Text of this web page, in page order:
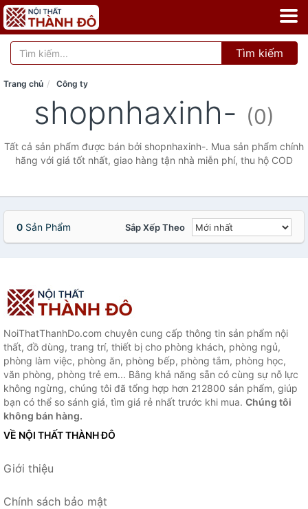
Tìm kiếm
Trang chủ Công ty
shopnhaxinh- (0)
Tất cả sản phẩm được bán bởi shopnhaxinh-. Mua sản phẩm chính
hãng với giá tốt nhất, giao hàng tận nhà miễn phí, thu hộ COD
0 Sản Phẩm Sắp Xếp Theo
NoiThatThanhDo.com chuyên cung cấp thông tin sản phẩm nội
thất, đồ dùng, trang trí, thiết bị cho phòng khách, phòng ngủ,
phòng làm việc, phòng ăn, phòng bếp, phòng tắm, phòng học,
văn phòng, phòng trẻ em... Bằng khả năng sẵn có cùng sự nỗ lực
không ngừng, chúng tôi đã tổng hợp hơn 212800 sản phẩm, giúp
bạn có thể so sánh giá, tìm giá rẻ nhất trước khi mua. Chúng tôi
không bán hàng.
VỀ NỘI THẤT THÀNH ĐÔ
Giới thiệu
Chính sách bảo mật